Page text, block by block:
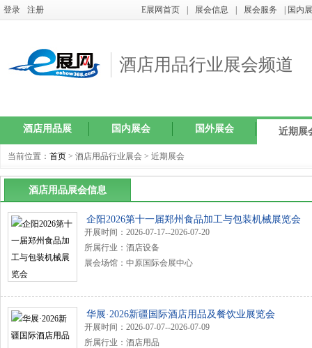
登录 注册 E展网首页 展会信息 展会服务 | 国内
酒店用品行业展会频道
酒店用品展 国内展会 国外展会 近期展
当前位置： 首页 > 酒店用品行业展会 > 近期展会
酒店用品展会信息
企阳2026第十一届郑州食品加工与包装机械展览会
开展时间：2026-07-17--2026-07-20
所属行业：酒店设备
展会场馆：中原国际会展中心
华展·2026新疆国际酒店用品及餐饮业展览会
开展时间：2026-07-07--2026-07-09
所属行业：酒店用品